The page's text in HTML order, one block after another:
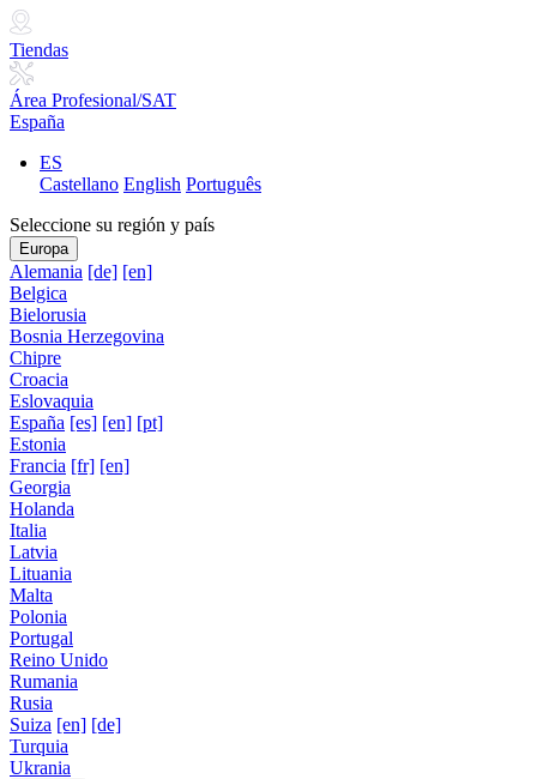
Tiendas
Área Profesional/SAT
España
ES
Castellano English Português
Seleccione su región y país
Europa
Alemania [de] [en]
Belgica
Bielorusia
Bosnia Herzegovina
Chipre
Croacia
Eslovaquia
España [es] [en] [pt]
Estonia
Francia [fr] [en]
Georgia
Holanda
Italia
Latvia
Lituania
Malta
Polonia
Portugal
Reino Unido
Rumania
Rusia
Suiza [en] [de]
Turquia
Ukrania